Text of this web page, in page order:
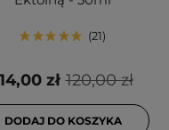
21
120,00 zł
zł
DODAJ DO KOSZYKA